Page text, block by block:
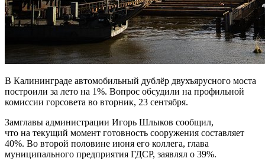
В Калининграде автомобильный дублёр двухъярусного моста
построили за лето на 1%. Вопрос обсудили на профильной
комиссии горсовета во вторник, 23 сентября.
Замглавы администрации Игорь Шлыков сообщил,
что на текущий момент готовность сооружения составляет
40%. Во второй половине июня его коллега, глава
муниципального предприятия ГДСР, заявлял о 39%.